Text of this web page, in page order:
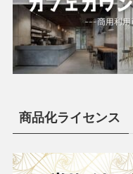
商品化ライセンス